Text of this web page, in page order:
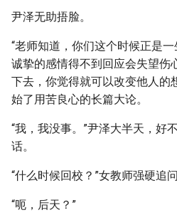
尹泽无助捂脸。
“老师知道，你们这个时候正是
诚挚的感情得不到回应会失望伤
下去，你觉得就可以改变他人的
始了用苦良心的长篇大论。
“我，我没事。”尹泽大半天，好
话。
“什么时候回校？”女教师强硬追问
“呃，后天？”